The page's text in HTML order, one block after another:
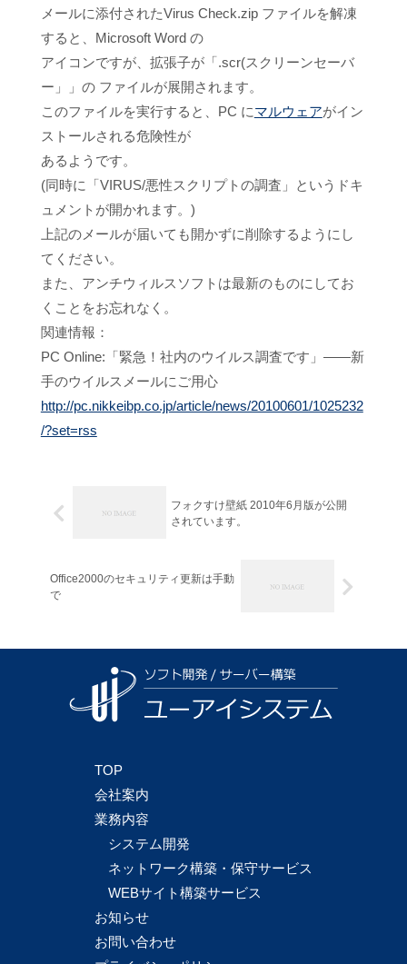
メールに添付されたVirus Check.zip ファイルを解凍
すると、Microsoft Word の
アイコンですが、拡張子が「.scr(スクリーンセーバ
ー」」の ファイルが展開されます。
このファイルを実行すると、PC にマルウェアがイン
ストールされる危険性が
あるようです。
(同時に「VIRUS/悪性スクリプトの調査」というドキ
ュメントが開かれます。)
上記のメールが届いても開かずに削除するようにし
てください。
また、アンチウィルスソフトは最新のものにしてお
くことをお忘れなく。
関連情報：
PC Online:「緊急！社内のウイルス調査です」――新
手のウイルスメールにご用心
http://pc.nikkeibp.co.jp/article/news/20100601/1025232
/?set=rss
フォクすけ壁紙 2010年6月版が公開
されています。
Office2000のセキュリティ更新は手動
で
TOP
会社案内
業務内容
システム開発
ネットワーク構築・保守サービス
WEBサイト構築サービス
お知らせ
お問い合わせ